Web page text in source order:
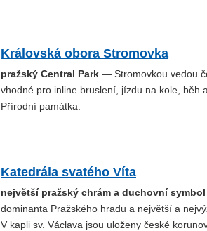
Královská obora Stromovka
pražský Central Park — Stromovkou vedou
vhodné pro inline bruslení, jízdu na kole, běh
Přírodní památka.
Katedrála svatého Víta
největší pražský chrám a duchovní
dominanta Pražského hradu a největší a
V kapli sv. Václava jsou uloženy české